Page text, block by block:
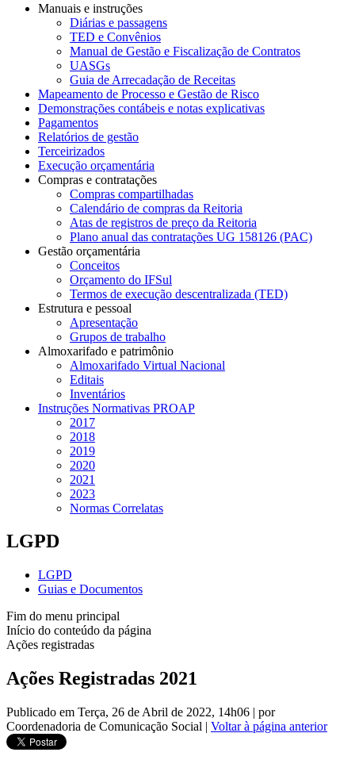
Manuais e instruções
Diárias e passagens
TED e Convênios
Manual de Gestão e Fiscalização de Contratos
UASGs
Guia de Arrecadação de Receitas
Mapeamento de Processo e Gestão de Risco
Demonstrações contábeis e notas explicativas
Pagamentos
Relatórios de gestão
Terceirizados
Execução orçamentária
Compras e contratações
Compras compartilhadas
Calendário de compras da Reitoria
Atas de registros de preço da Reitoria
Plano anual das contratações UG 158126 (PAC)
Gestão orçamentária
Conceitos
Orçamento do IFSul
Termos de execução descentralizada (TED)
Estrutura e pessoal
Apresentação
Grupos de trabalho
Almoxarifado e patrimônio
Almoxarifado Virtual Nacional
Editais
Inventários
Instruções Normativas PROAP
2017
2018
2019
2020
2021
2023
Normas Correlatas
LGPD
LGPD
Guias e Documentos
Fim do menu principal
Início do conteúdo da página
Ações registradas
Ações Registradas 2021
Publicado em Terça, 26 de Abril de 2022, 14h06 | por
Coordenadoria de Comunicação Social | Voltar à página anterior